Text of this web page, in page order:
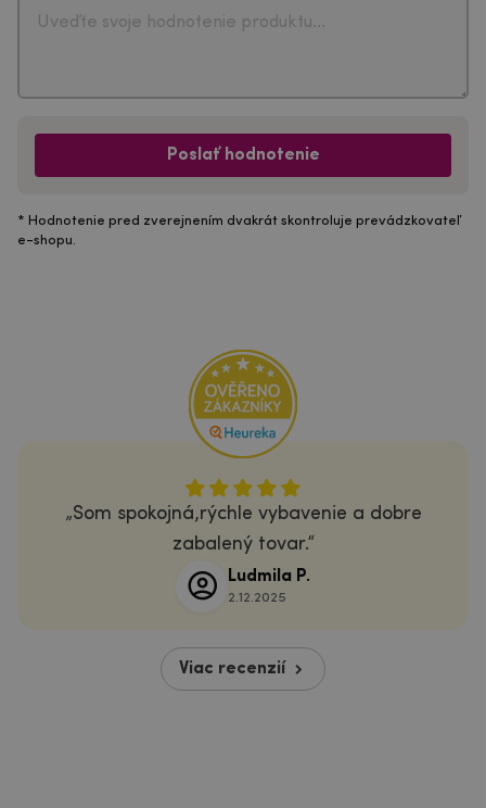
Poslať hodnotenie
* Hodnotenie pred zverejnením dvakrát skontroluje prevádzkovateľ
e-shopu.
Som spokojná,rýchle vybavenie a dobre
zabalený tovar.
Ludmila P.
2.12.2025
Viac recenzií